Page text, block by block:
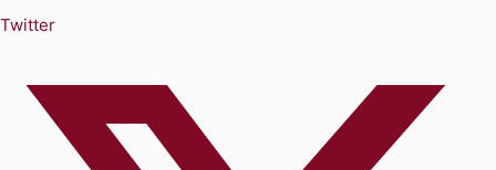
Twitter